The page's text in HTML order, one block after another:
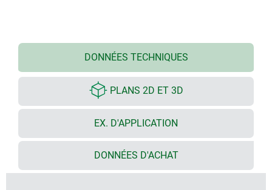
DONNÉES TECHNIQUES
PLANS 2D ET 3D
EX. D'APPLICATION
DONNÉES D'ACHAT